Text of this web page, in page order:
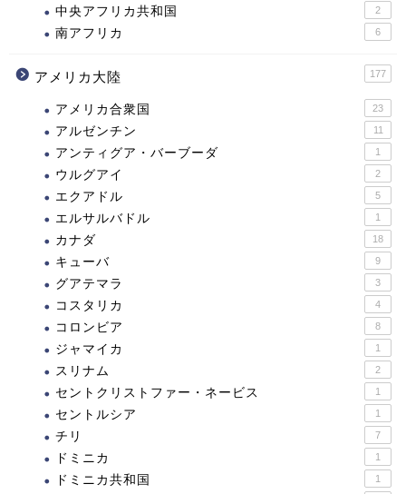
中央アフリカ共和国 2
南アフリカ 6
アメリカ大陸 177
アメリカ合衆国 23
アルゼンチン 11
アンティグア・バーブーダ 1
ウルグアイ 2
エクアドル 5
エルサルバドル 1
カナダ 18
キューバ 9
グアテマラ 3
コスタリカ 4
コロンビア 8
ジャマイカ 1
スリナム 2
セントクリストファー・ネービス 1
セントルシア 1
チリ 7
ドミニカ 1
ドミニカ共和国 1